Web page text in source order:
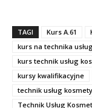
TAGI Kurs A.61
kurs na technika
kurs technik usług
kursy kwalifikacyjne
technik usług
Technik Usług